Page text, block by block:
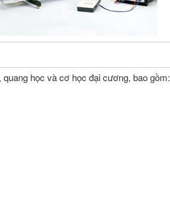
học và cơ học đại cương, bao gồm: